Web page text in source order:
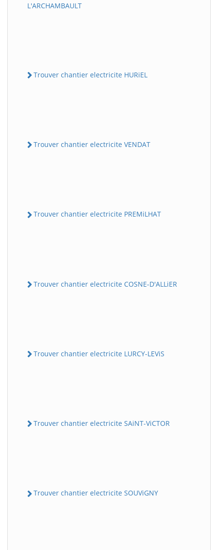
L'ARCHAMBAULT
Trouver chantier electricite HURiEL
Trouver chantier electricite VENDAT
Trouver chantier electricite PREMiLHAT
Trouver chantier electricite COSNE-D'ALLiER
Trouver chantier electricite LURCY-LEViS
Trouver chantier electricite SAiNT-ViCTOR
Trouver chantier electricite SOUViGNY